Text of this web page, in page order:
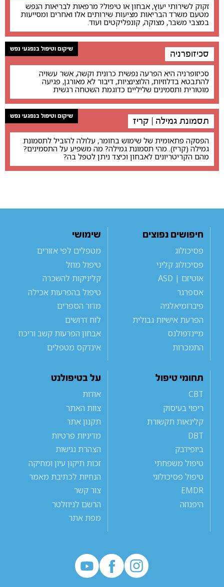
זקוק לשירותי יעוץ, אבחון או טיפול? מרפאות לבריאות הנפש
מטעם משרד הבריאות מציעות שירותים אלו ואחרים ומסייעות
במצבי משבר, מצוקה, קונפליקטים ועוד.
שיקום וטיפול בנפגעי נפש סכיזופרניה
סכיזופרניה היא הפרעה נפשית כרונית וקשה, אשר עשויה
להתבטא בדלוזיות, הלוצינציות, דיבור לא מאורגן, פגיעה
מוטורית ותסמינים שליליים כדוגמת השטחה רגשית
שיקום וטיפול בנפגעי נפש תסמונת גמילה | קריז
הפסקה פתאומית של שימוש בחומר, עלולה להוביל לתסמונת
גמילה (קריז). מהי תסמונת גמילה? מה משפיע על התסמינים?
מהם הקריטריונים לאבחון וכיצד ניתן לטפל בה?
חיפושים נפוצים
פסיכולוג
פסיכולוג קליני
אוטיזם | ASD
אספרגר
פיברומיאלגיה
הפרעת אישיות גבולית
מיינדפולנס
התמכרות
שימושי
מטפלים לפי אזורים
טיפול מוזל
קליניקות להשכרה
טיפול בהפרעות אכילה
מדור הספרים
לוח דרושים
אבחון הפרעות קשב וריכוז
אינדקס מטפלים
תחומי טיפול
CBT
ריפוי בעיסוק
קלינאות תקשורת
DBT
ביופידבק
טיפול משפחתי
טיפול פסיכולוגי
EMDR
היפנוזה
על בטיפולנט
אודות
צוות האתר
תקנון אתר
מדיניות פרטיות
הצהרת נגישות
זכות תיקון עיון ומחיקה
הנחיות לכתיבת מאמר
צור קשר
הרשם לניוזלטר
מפת אתר